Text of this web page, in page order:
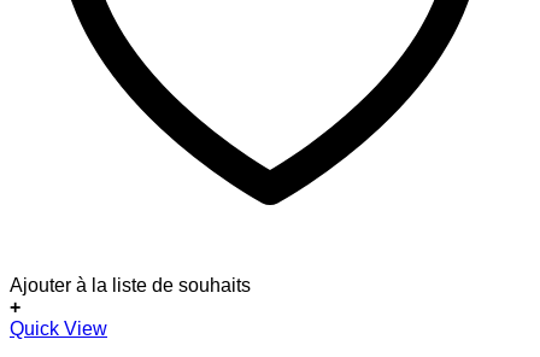
Ajouter à la liste de souhaits
+
Quick View